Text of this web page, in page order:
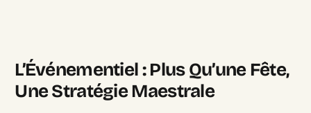
L’Événementiel : Plus Qu’une Fête,
Une Stratégie Maestrale